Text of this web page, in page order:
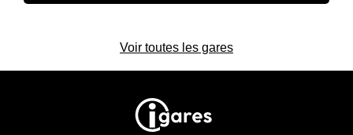
Voir toutes les gares